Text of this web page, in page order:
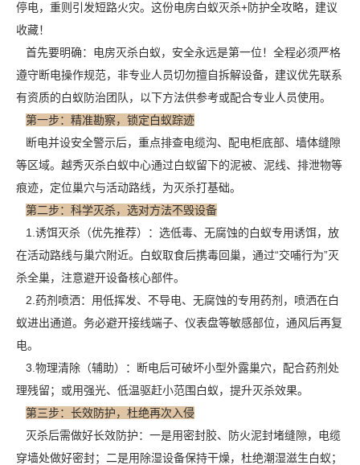
停电，重则引发短路火灾。这份电房白蚁灭杀+防护全攻略，建议
收藏！
首先要明确：电房灭杀白蚁，安全永远是第一位！全程必须严格
遵守断电操作规范，非专业人员切勿擅自拆解设备，建议优先联系
有资质的白蚁防治团队，以下方法供参考或配合专业人员使用。
第一步：精准勘察，锁定白蚁踪迹
断电并设安全警示后，重点排查电缆沟、配电柜底部、墙体缝隙
等区域。越秀灭杀白蚁中心通过白蚁留下的泥被、泥线、排泄物等
痕迹，定位巢穴与活动路线，为灭杀打基础。
第二步：科学灭杀，选对方法不毁设备
1.诱饵灭杀（优先推荐）：选低毒、无腐蚀的白蚁专用诱饵，放
在活动路线与巢穴附近。
白蚁取食后携毒回巢，通过“交哺行为”灭
杀全巢，注意避开设备核心部件。
2.药剂喷洒：用低挥发、不导电、无腐蚀的专用药剂，喷洒在白
蚁进出通道。务必避开接线端子、仪表盘等敏感部位，通风后再复
电。
3.物理清除（辅助）：断电后可破坏小型外露巢穴，配合药剂处
理残留；或用强光、低温驱赶小范围白蚁，提升灭杀效果。
第三步：长效防护，杜绝再次入侵
灭杀后需做好长效防护：一是用密封胶、防火泥封堵缝隙，电缆
穿墙处做好密封；二是用除湿设备保持干燥，杜绝潮湿滋生白蚁；